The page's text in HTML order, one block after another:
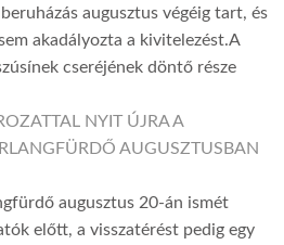
augusztus végéig tart, és
akadályozta a kivitelezést.A
cseréjének döntő része
NYIT ÚJRA A
AUGUSZTUSBAN
augusztus 20-án ismét
előtt, a visszatérést pedig egy